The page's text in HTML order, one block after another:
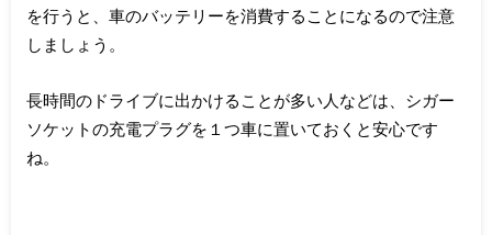
を行うと、車のバッテリーを消費することになるので注意
しましょう。
長時間のドライブに出かけることが多い人などは、シガー
ソケットの充電プラグを１つ車に置いておくと安心です
ね。